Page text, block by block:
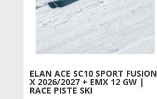
ELAN ACE SC10 SPORT FUSION
X 2026/2027 + EMX 12 GW |
RACE PISTE SKI